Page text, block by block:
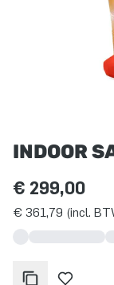
INDOOR
€ 299,00
€ 361,79 (incl.